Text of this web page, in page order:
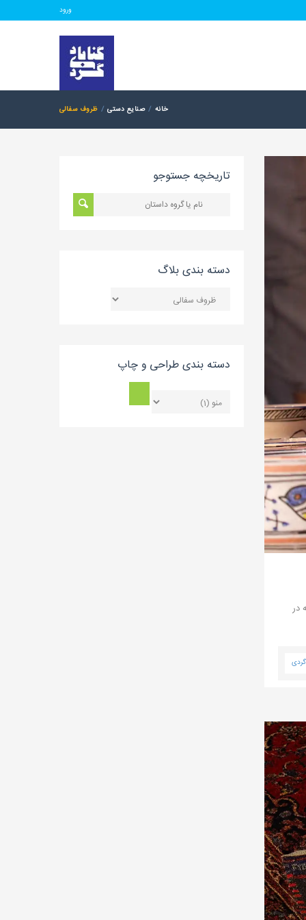
ورود
خانه صنایع دستی ظروف سفالی
در
تاریخچه جستوجو
دسته بندی بلاگ
دسته بندی طراحی و چاپ